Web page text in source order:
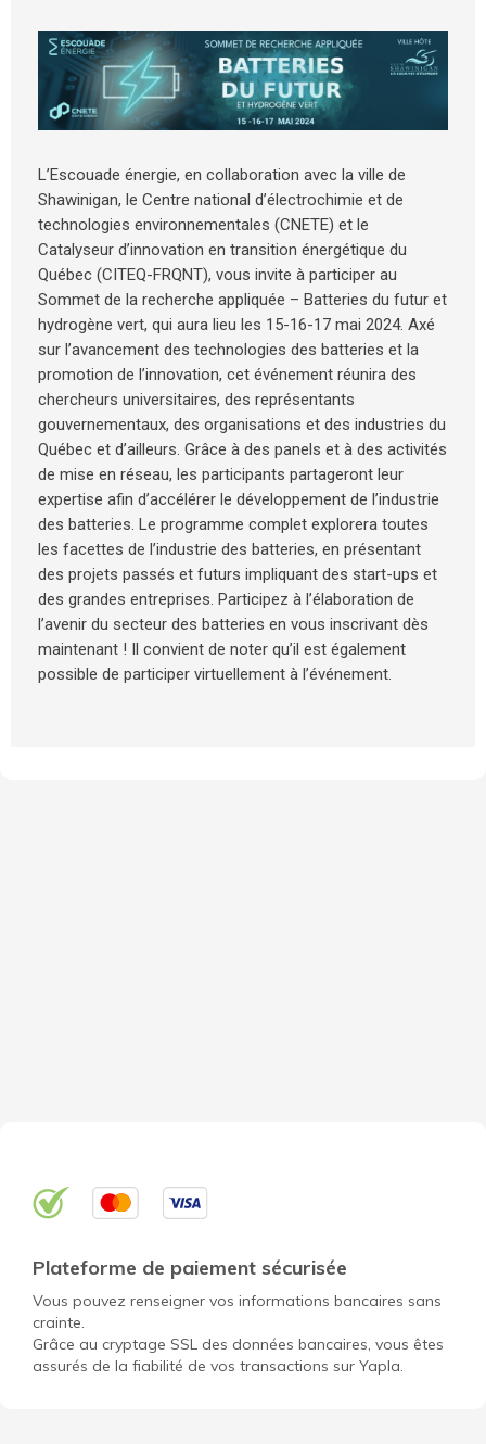
L’Escouade énergie, en collaboration avec la ville de
Shawinigan, le Centre national d’électrochimie et de
technologies environnementales (CNETE) et le
Catalyseur d’innovation en transition énergétique du
Québec (CITEQ-FRQNT), vous invite à participer au
Sommet de la recherche appliquée – Batteries du futur et
hydrogène vert, qui aura lieu les 15-16-17 mai 2024. Axé
sur l’avancement des technologies des batteries et la
promotion de l’innovation, cet événement réunira des
chercheurs universitaires, des représentants
gouvernementaux, des organisations et des industries du
Québec et d’ailleurs. Grâce à des panels et à des activités
de mise en réseau, les participants partageront leur
expertise afin d’accélérer le développement de l’industrie
des batteries. Le programme complet explorera toutes
les facettes de l’industrie des batteries, en présentant
des projets passés et futurs impliquant des start-ups et
des grandes entreprises. Participez à l’élaboration de
l’avenir du secteur des batteries en vous inscrivant dès
maintenant ! Il convient de noter qu’il est également
possible de participer virtuellement à l’événement.
Plateforme de paiement sécurisée
Vous pouvez renseigner vos informations bancaires sans
crainte.
Grâce au cryptage SSL des données bancaires, vous êtes
assurés de la fiabilité de vos transactions sur Yapla.